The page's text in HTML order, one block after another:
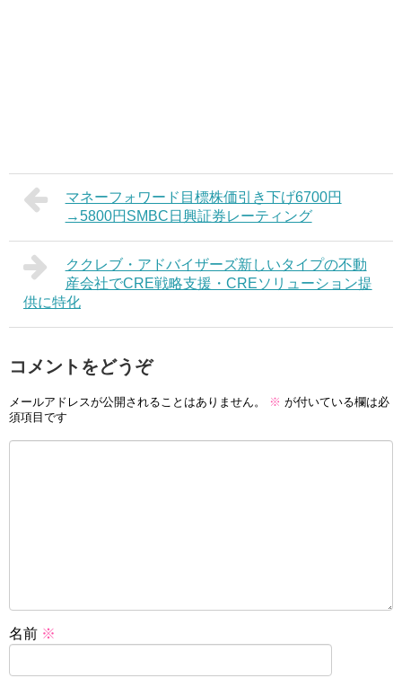
マネーフォワード目標株価引き下げ6700円
→5800円SMBC日興証券レーティング
ククレブ・アドバイザーズ新しいタイプの不動
産会社でCRE戦略支援・CREソリューション提
供に特化
コメントをどうぞ
メールアドレスが公開されることはありません。 ※ が付いている欄は必
須項目です
名前 ※